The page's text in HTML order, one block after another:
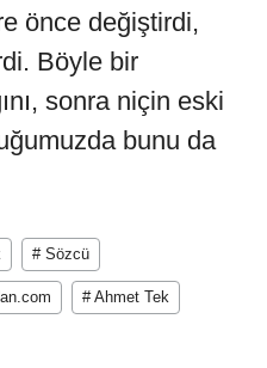
önce değiştirdi,
Böyle bir
sonra niçin eski
bunu da
# Sözcü
# Ahmet Tek